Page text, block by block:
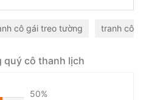
cô gái treo tường tranh cô
quý cô thanh lịch
50%